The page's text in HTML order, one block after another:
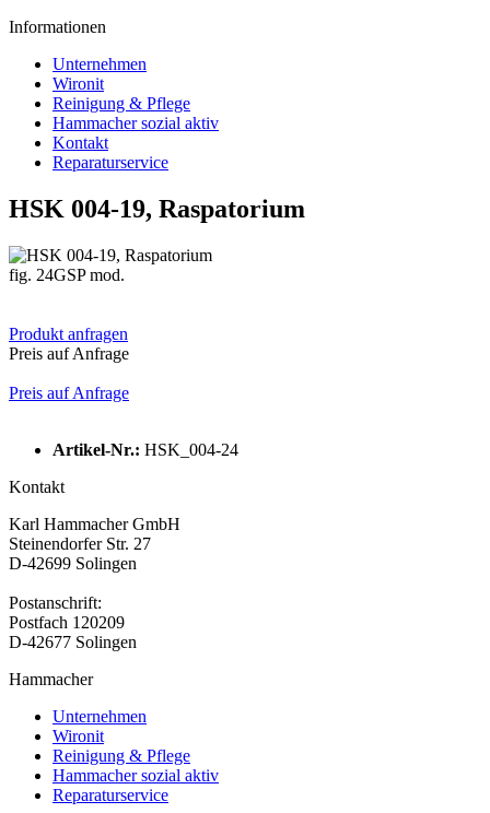
Informationen
Unternehmen
Wironit
Reinigung & Pflege
Hammacher sozial aktiv
Kontakt
Reparaturservice
HSK 004-19, Raspatorium
fig. 24GSP mod.
Produkt anfragen
Preis auf Anfrage
Preis auf Anfrage
Artikel-Nr.: HSK_004-24
Kontakt
Karl Hammacher GmbH
Steinendorfer Str. 27
D-42699 Solingen
Postanschrift:
Postfach 120209
D-42677 Solingen
Hammacher
Unternehmen
Wironit
Reinigung & Pflege
Hammacher sozial aktiv
Reparaturservice